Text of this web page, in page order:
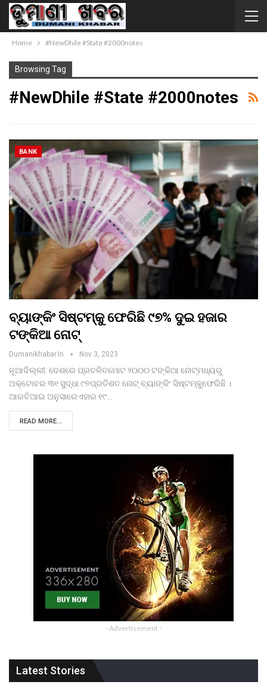
Home #NewDhile #State #2000notes
Browsing Tag
#NewDhile #State #2000notes
BANK
ବ୍ୟାଙ୍କିଂ ସିଷ୍ଟମ୍କୁ ଫେରିଛି ୯୭% ଦୁଇ ହଜାର
ଟଙ୍କିଆ ନୋଟ୍
Dumanikhabar.in Nov 3, 2023
ନୂଆଦିଲ୍ଲୀ: ଦେଶରେ ପ୍ରଚଳିତମୋଟ ୨୦୦୦ ଟଙ୍କିଆ ନୋଟ୍ମଧ୍ୟରୁ
ଅକ୍ଟୋବର ୩୧ ସୁଦ୍ଧା ୯୭ପ୍ରତିଶତ ନୋଟ୍ ବ୍ୟାଙ୍କିଂ ସିଷ୍ଟମ୍କୁଫେରିଛି ।
ଆରବିଆଇ ଅନୁସାରେଏହାର ୧୯…
READ MORE...
- Advertisement -
Latest Stories